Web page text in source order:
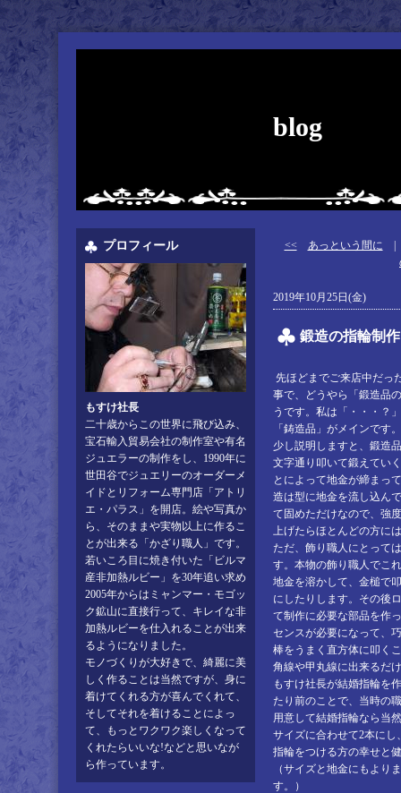
blog
<< あっという間に
2019年10月25日(金)
鍛造の指輪制
先ほどまでご来店中だっ
事で、どうやら「鍛造品
うです。私は「・・・？
「鋳造品」がメインです。
少し説明しますと、鍛造
文字通り叩いて鍛えてい
とによって地金が締まっ
造は型に地金を流し込ん
て固めただけなので、強
上げたらほとんどの方に
ただ、飾り職人にとって
す。本物の飾り職人でこ
地金を溶かして、金槌で
にしたりします。その後
て制作に必要な部品を作
センスが必要になって、
棒をうまく直方体に叩く
角線や甲丸線に出来るだ
もすけ社長が結婚指輪を
たり前のことで、当時の
用意して結婚指輪なら当
サイズに合わせて2本に
指輪をつける方の幸せと
（サイズと地金にもより
す。）
プロフィール
もすけ社長
二十歳からこの世界に飛び込み、
宝石輸入貿易会社の制作室や有名
ジュエラーの制作をし、1990年に
世田谷でジュエリーのオーダーメ
イドとリフォーム専門店「アトリ
エ・パラス」を開店。絵や写真か
ら、そのままや実物以上に作るこ
とが出来る「かざり職人」です。
若いころ目に焼き付いた「ビルマ
産非加熱ルビー」を30年追い求め
2005年からはミャンマー・モゴッ
ク鉱山に直接行って、キレイな非
加熱ルビーを仕入れることが出来
るようになりました。
モノづくりが大好きで、綺麗に美
しく作ることは当然ですが、身に
着けてくれる方が喜んでくれて、
そしてそれを着けることによっ
て、もっとワクワク楽しくなって
くれたらいいな!などと思いなが
ら作っています。